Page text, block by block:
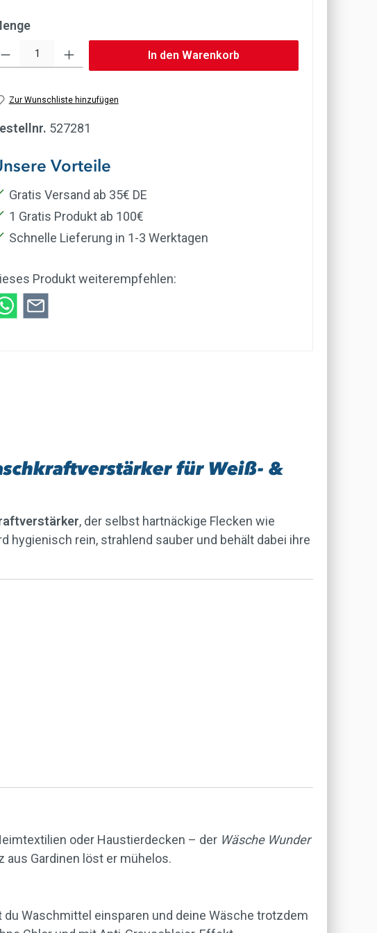
In den Warenkorb
Zur Wunschliste hinzufügen
527281
Vorteile
Gratis Versand ab 35€ DE
1 Gratis Produkt ab 100€
Schnelle Lieferung in 1-3 Werktagen
Produkt weiterempfehlen:
für Weiß- &
, der selbst hartnäckige Flecken wie
hygienisch rein, strahlend sauber und behält dabei ihre
oder Haustierdecken – der Wäsche Wunder
Gardinen löst er mühelos.
Waschmittel einsparen und deine Wäsche trotzdem